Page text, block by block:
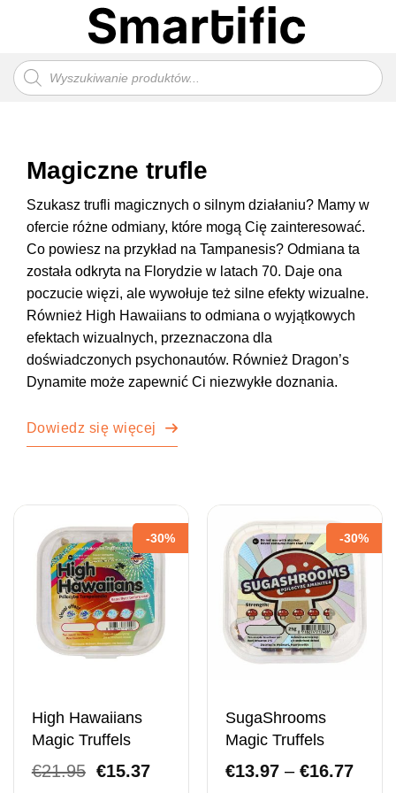
Wyszukiwarka
produktów
Magiczne trufle
Szukasz trufli magicznych o silnym działaniu? Mamy w
ofercie różne odmiany, które mogą Cię zainteresować.
Co powiesz na przykład na Tampanesis? Odmiana ta
została odkryta na Florydzie w latach 70. Daje ona
poczucie więzi, ale wywołuje też silne efekty wizualne.
Również High Hawaiians to odmiana o wyjątkowych
efektach wizualnych, przeznaczona dla
doświadczonych psychonautów. Również Dragon’s
Dynamite może zapewnić Ci niezwykłe doznania.
Dowiedz się więcej
-30%
High Hawaiians
Magic Truffels
€21.95 Pierwotna
€15.37Obecna
-30%
SugaShrooms
Magic Truffels
€13.97 – €16.77